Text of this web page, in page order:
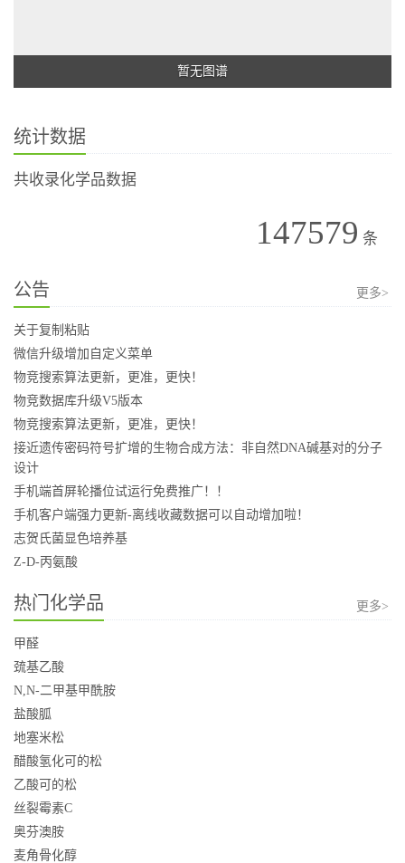
暂无图谱
统计数据
共收录化学品数据
147579 条
公告 更多>
关于复制粘贴
微信升级增加自定义菜单
物竞搜索算法更新，更准，更快！
物竞数据库升级V5版本
物竞搜索算法更新，更准，更快！
接近遗传密码符号扩增的生物合成方法：非自然DNA碱基对的分子
设计
手机端首屏轮播位试运行免费推广！！
手机客户端强力更新-离线收藏数据可以自动增加啦！
志贺氏菌显色培养基
Z-D-丙氨酸
热门化学品 更多>
甲醛
巯基乙酸
N,N-二甲基甲酰胺
盐酸胍
地塞米松
醋酸氢化可的松
乙酸可的松
丝裂霉素C
奥芬澳胺
麦角骨化醇